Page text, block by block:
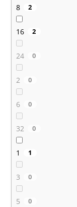
8 2
16 2
24 0
2 0
6 0
32 0
1 1
3 0
5 0